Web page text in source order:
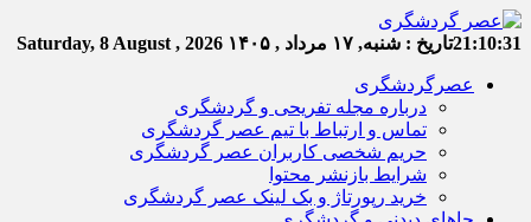
21:10:32تاریخ : شنبه, ۱۷ مرداد , ۱۴۰۵ Saturday, 8 August , 2026
عصرگردشگری
درباره مجله تفریحی و گردشگری
تماس و ارتباط با تیم عصر گردشگری
حریم شخصی کاربران عصر گردشگری
شرایط بازنشر محتوا
خرید رپورتاژ و بک لینک عصر گردشگری